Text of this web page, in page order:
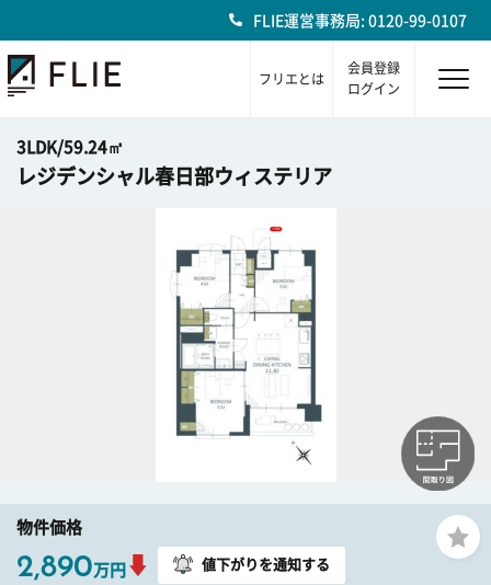
FLIE運営事務局: 0120-99-0107
フリエとは
会員登録
ログイン
3LDK/59.24㎡
レジデンシャル春日部ウィステリア
物件価格
2,890万円 値下がりを通知する